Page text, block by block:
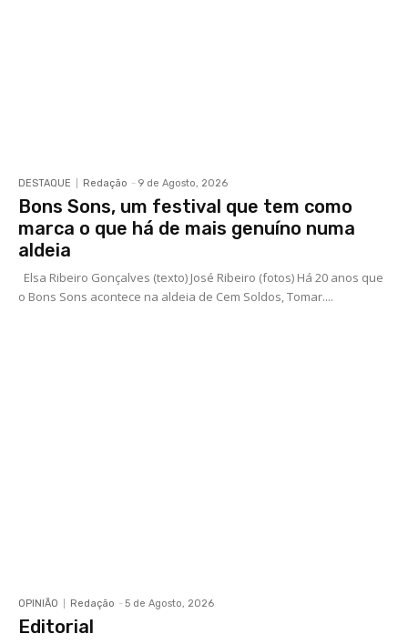
DESTAQUE Redação - 9 de Agosto, 2026
Bons Sons, um festival que tem como
marca o que há de mais genuíno numa
aldeia
Elsa Ribeiro Gonçalves (texto) José Ribeiro (fotos) Há 20 anos que
o Bons Sons acontece na aldeia de Cem Soldos, Tomar....
OPINIÃO Redação - 5 de Agosto, 2026
Editorial